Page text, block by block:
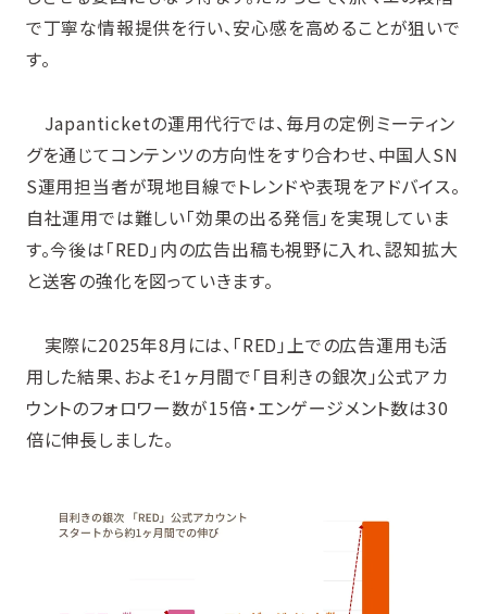
で丁寧な情報提供を行い、安心感を高めることが狙いで
す。
Japanticketの運用代行では、毎月の定例ミーティン
グを通じてコンテンツの方向性をすり合わせ、中国人SN
S運用担当者が現地目線でトレンドや表現をアドバイス。
自社運用では難しい「効果の出る発信」を実現していま
す。今後は「RED」内の広告出稿も視野に入れ、認知拡大
と送客の強化を図っていきます。
実際に2025年8月には、「RED」上での広告運用も活
用した結果、およそ1ヶ月間で「目利きの銀次」公式アカ
ウントのフォロワー数が15倍・エンゲージメント数は30
倍に伸長しました。